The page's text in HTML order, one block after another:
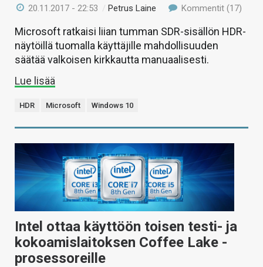
20.11.2017 - 22:53 /Petrus Laine Kommentit (17)
Microsoft ratkaisi liian tumman SDR-sisällön HDR-
näytöillä tuomalla käyttäjille mahdollisuuden
säätää valkoisen kirkkautta manuaalisesti.
Lue lisää
HDR Microsoft Windows 10
Intel ottaa käyttöön toisen testi- ja
kokoamislaitoksen Coffee Lake -
prosessoreille